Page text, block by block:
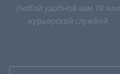
Любой удобной вам ТК или
курьерской службой